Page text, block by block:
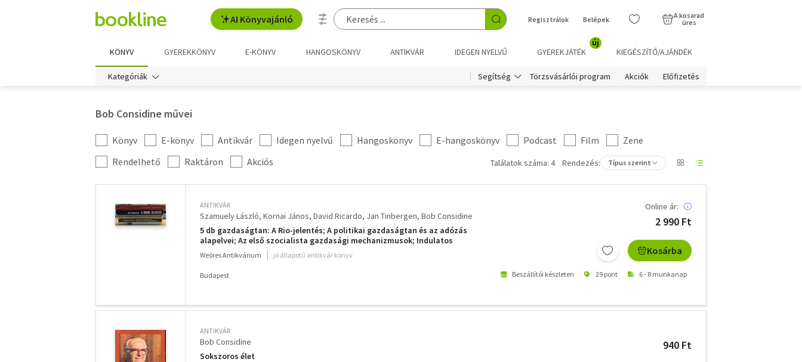
AI Könyvajánló Regisztrálok Belépek
A kosarad
üres
KÖNYV GYEREKKÖNYV E-KÖNYV HANGOSKÖNYV ANTIKVÁR IDEGEN NYELVŰ GYEREKJÁTÉK
új
KIEGÉSZÍTŐ/AJÁNDÉK
Kategóriák Segítség Törzsvásárlói program Akciók Előfizetés
Bob Considine művei
Kategória
szűrés
Könyv E-könyv Antikvár Idegen nyelvű Hangoskönyv E-hangoskönyv Podcast Film
Zene
További
szűrők
Rendelhető Raktáron Akciós Találatok száma: 4 Rendezés: Típus szerint
ANTIKVÁR
Szamuely László Kornai János David Ricardo Jan Tinbergen Bob Considine
5 db gazdaságtan: A Rio-jelentés; A politikai gazdaságtan és az adózás
alapelvei; Az első szocialista gazdasági mechanizmusok; Indulatos
röpirat a gazdasági átmenet ügyében; Sokszoros élet: Armand Hammer
rendkívüli története
Weöres Antikvárium jó állapotú antikvár könyv
Budapest
Online ár:
2 990 Ft
Kosárba
Beszállítói készleten 29 pont 6 - 8 munkanap
ANTIKVÁR
Bob Considine
Sokszoros élet
940 Ft